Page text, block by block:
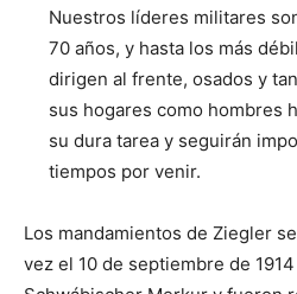
Nuestros líderes militares
70 años, y hasta los más
dirigen al frente, osados y
sus hogares como hombres
su dura tarea y seguirán
tiempos por venir.
Los mandamientos de Ziegler
vez el 10 de septiembre de